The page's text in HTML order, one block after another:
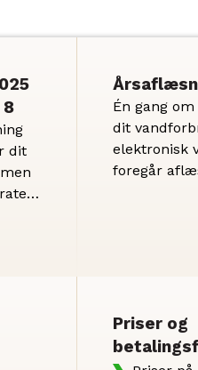
8
dit
Én gang
dit
elektronisk
foregår
Priser og